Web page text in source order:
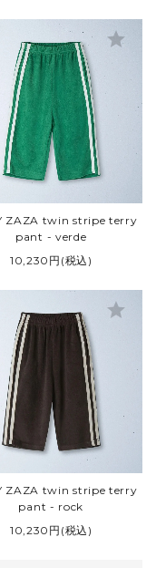
ZAZA twin stripe terry
pant - verde
10,230円(税込)
star
ZAZA twin stripe terry
pant - rock
10,230円(税込)
star